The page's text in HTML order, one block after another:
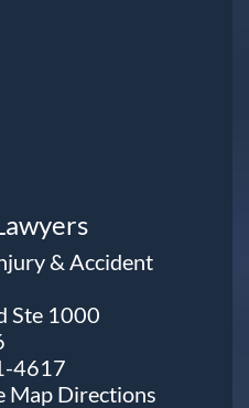
& Accident
Ste 1000
4617
Map Directions